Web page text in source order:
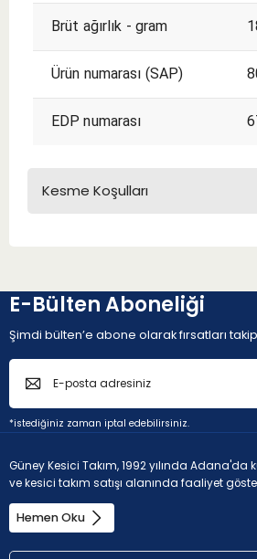
Brüt ağırlık - gram
Ürün numarası (SAP)
EDP numarası
Kesme Koşulları
alaşımlı)
Uygunluk
E-Bülten Aboneliği
Şimdi bülten’e abone olarak fırsatları
*istediğiniz zaman iptal edebilirsiniz.
Güney Kesici Takım, 1992 yılında Adana'da
ve kesici takım satışı alanında faaliyet
Hemen Oku